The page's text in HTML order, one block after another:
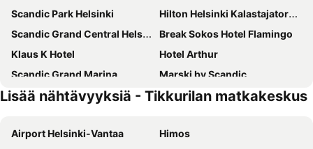
Scandic Park Helsinki
Hilton Helsinki Kalastajatorppa
Scandic Grand Central Helsinki
Break Sokos Hotel Flamingo
Klaus K Hotel
Hotel Arthur
Scandic Grand Marina
Marski by Scandic
Clarion Hotel Helsinki
Scandic Helsinki Aviapolis
Comfort Hotel Helsinki Airport
Hilton Helsinki Airport
Lisää nähtävyyksiä - Tikkurilan matkakeskus
Airport Helsinki-Vantaa
Himos